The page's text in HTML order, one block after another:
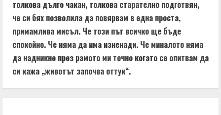
толкова дълго чакан, толкова старателно подготвян,
че си бях позволила да повярвам в една проста,
примамлива мисъл. Че този път всичко ще бъде
спокойно. Че няма да има изненади. Че миналото няма
да надникне през рамото ми точно когато се опитвам да
си кажа „животът започва оттук“.